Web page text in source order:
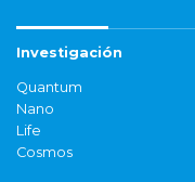
Investigación
Quantum
Nano
Life
Cosmos